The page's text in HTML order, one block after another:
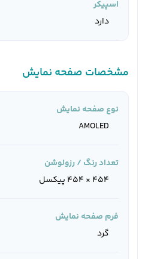
اسپیکر
دارد
مشخصات صفحه نمایش
نوع صفحه نمایش
AMOLED
تعداد رنگ / رزولوشن
454 × 454 پیکسل
فرم صفحه نمایش
گرد